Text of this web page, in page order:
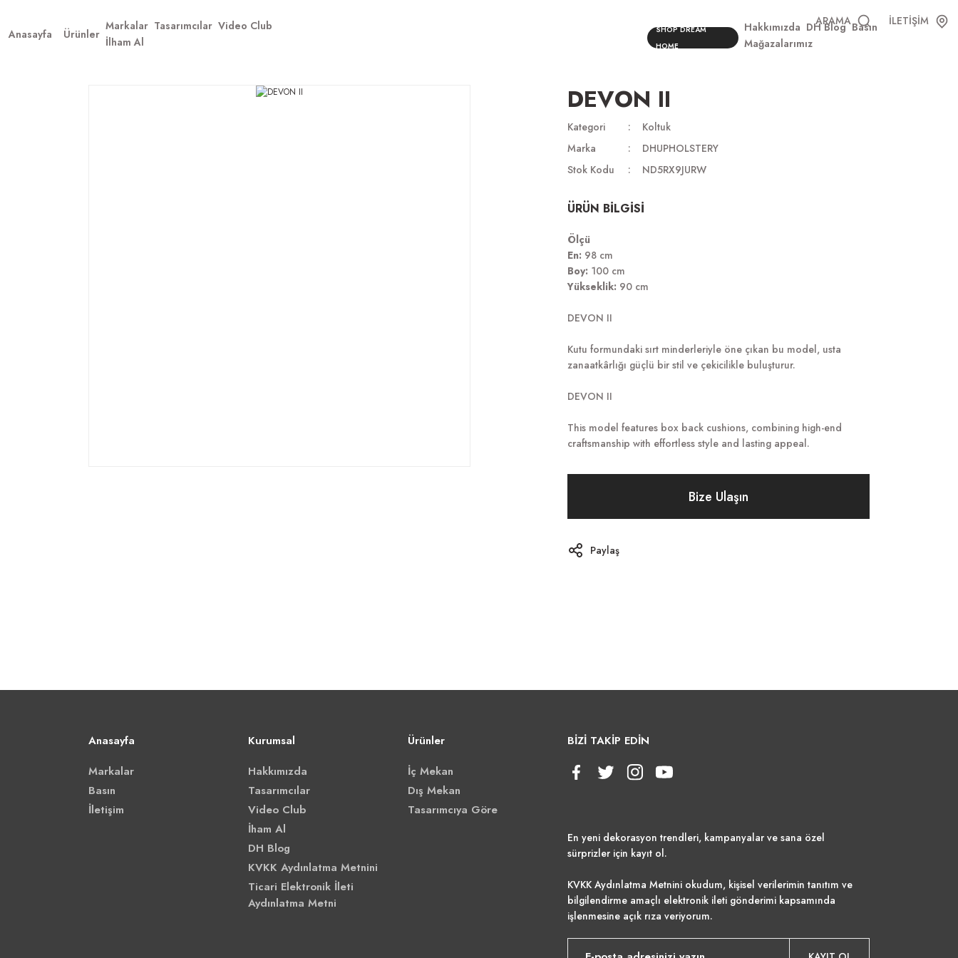
ARAMA
İLETİŞİM
Anasayfa
Ürünler
Markalar Tasarımcılar Video Club
İlham Al
SHOP DREAM
HOME
Hakkımızda DH Blog Basın
Mağazalarımız
DEVON II
Kategori
Koltuk
Marka
DHUPHOLSTERY
Stok Kodu
ND5RX9JURW
ÜRÜN BİLGİSİ
Ölçü
En: 98 cm
Boy: 100 cm
Yükseklik: 90 cm
DEVON II
Kutu formundaki sırt minderleriyle öne çıkan bu model, usta
zanaatkârlığı güçlü bir stil ve çekicilikle buluşturur.
DEVON II
This model features box back cushions, combining high-end
craftsmanship with effortless style and lasting appeal.
Bize Ulaşın
Paylaş
Anasayfa
Markalar
Basın
İletişim
Kurumsal
Hakkımızda
Tasarımcılar
Video Club
İham Al
DH Blog
KVKK Aydınlatma Metnini
Ticari Elektronik İleti
Aydınlatma Metni
Ürünler
İç Mekan
Dış Mekan
Tasarımcıya Göre
BİZİ TAKİP EDİN
En yeni dekorasyon trendleri, kampanyalar ve sana özel
sürprizler için kayıt ol.
KVKK Aydınlatma Metnini okudum, kişisel verilerimin tanıtım ve
bilgilendirme amaçlı elektronik ileti gönderimi kapsamında
işlenmesine açık rıza veriyorum.